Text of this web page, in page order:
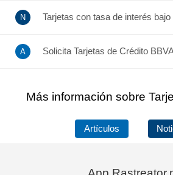
Tarjetas con tasa de interés bajo
Solicita Tarjetas de Crédito
Más información sobre
Artículos